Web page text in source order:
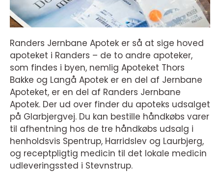
Randers Jernbane Apotek er så at sige hoved
apoteket i Randers – de to andre apoteker,
som findes i byen, nemlig Apoteket Thors
Bakke og Langå Apotek er en del af Jernbane
Apoteket, er en del af Randers Jernbane
Apotek. Der ud over finder du apoteks udsalget
på Glarbjergvej. Du kan bestille håndkøbs varer
til afhentning hos de tre håndkøbs udsalg i
henholdsvis Spentrup, Harridslev og Laurbjerg,
og receptpligtig medicin til det lokale medicin
udleveringssted i Stevnstrup.